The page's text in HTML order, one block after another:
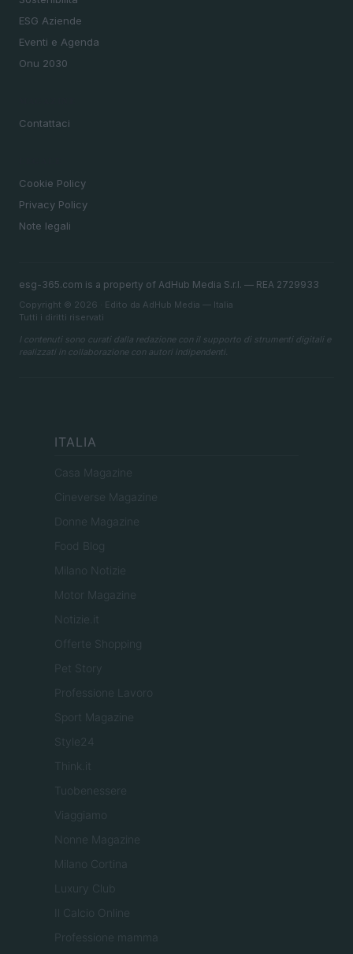
ESG Aziende
Eventi e Agenda
Onu 2030
Contattaci
Cookie Policy
Privacy Policy
Note legali
esg-365.com is a property of AdHub Media S.r.l. — REA 2729933
Copyright © 2026 · Edito da AdHub Media — Italia
Tutti i diritti riservati
I contenuti sono curati dalla redazione con il supporto di strumenti digitali e
realizzati in collaborazione con autori indipendenti.
ITALIA
Casa Magazine
Cineverse Magazine
Donne Magazine
Food Blog
Milano Notizie
Motor Magazine
Notizie.it
Offerte Shopping
Pet Story
Professione Lavoro
Sport Magazine
Style24
Think.it
Tuobenessere
Viaggiamo
Nonne Magazine
Milano Cortina
Luxury Club
Il Calcio Online
Professione mamma